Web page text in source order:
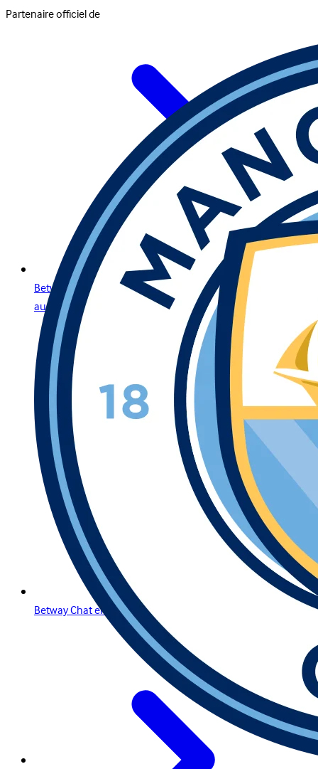
Betway Casino en Ligne : Votre Destination de Jeu Premium
au Maroc
Betway Chat en Direct et Connexion : Guide Complet
Partenaire officiel de